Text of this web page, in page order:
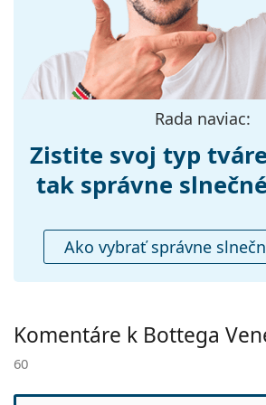
objavte štýlové rámy od obľúbených
Dĺžka stranice:
145 mm
Šírka mostíka:
13 mm
Hmotnosť:
280 g
Áno
Flexi pánt:
Nie
Príslušenstvo
handrička:
Ostatné
Kategória:
Slnečné okuliare
Rada naviac:
Zistite svoj typ
tak správne
Ako vybrať správne
Komentáre k Bottega
60